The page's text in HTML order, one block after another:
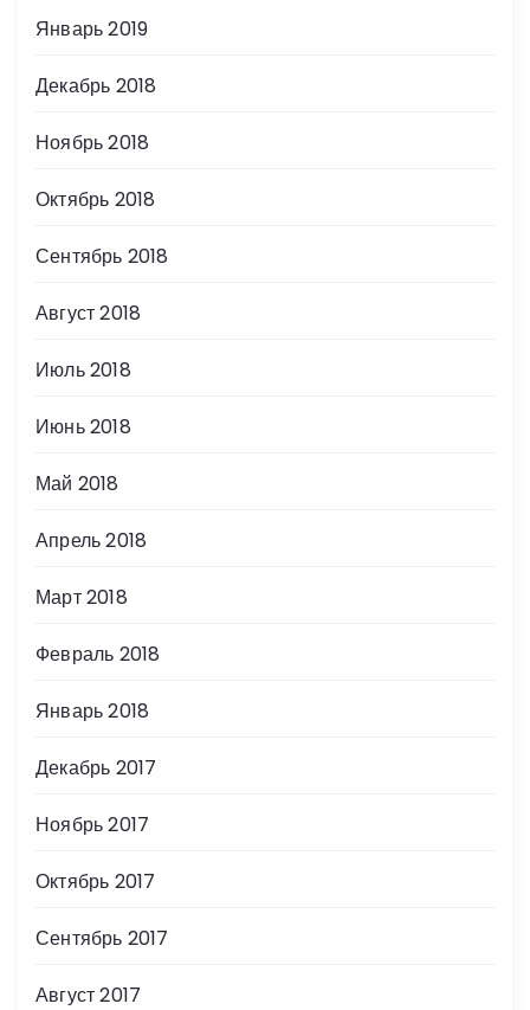
Январь 2019
Декабрь 2018
Ноябрь 2018
Октябрь 2018
Сентябрь 2018
Август 2018
Июль 2018
Июнь 2018
Май 2018
Апрель 2018
Март 2018
Февраль 2018
Январь 2018
Декабрь 2017
Ноябрь 2017
Октябрь 2017
Сентябрь 2017
Август 2017